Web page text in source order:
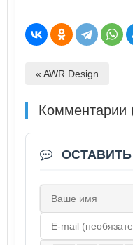
« AWR Design
Комментарии